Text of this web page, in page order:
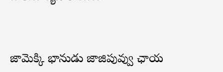
జామెక్కి భానుడు జాజిపువ్వు ఛాయ